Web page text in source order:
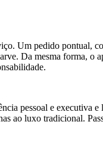
Um pedido pontual,
Da mesma forma, o
pessoal e executiva
ao luxo tradicional.